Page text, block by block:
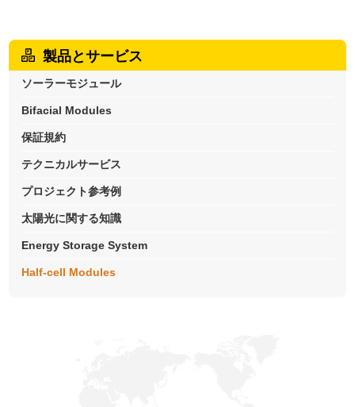
製品とサービス
ソーラーモジュール
Bifacial Modules
保証規約
テクニカルサービス
プロジェクト参考例
太陽光に関する知識
Energy Storage System
Half-cell Modules